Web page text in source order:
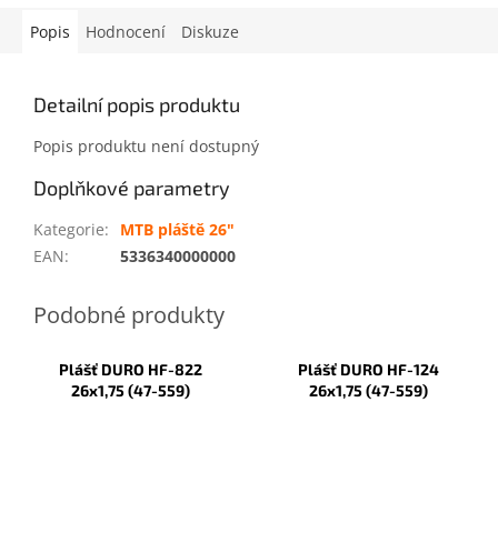
Popis Hodnocení Diskuze
Detailní popis produktu
Popis produktu není dostupný
Doplňkové parametry
Kategorie:
MTB pláště 26"
EAN: 5336340000000
Plášť DURO HF-822
26x1,75 (47-559)
Plášť DURO HF-124
26x1,75 (47-559)